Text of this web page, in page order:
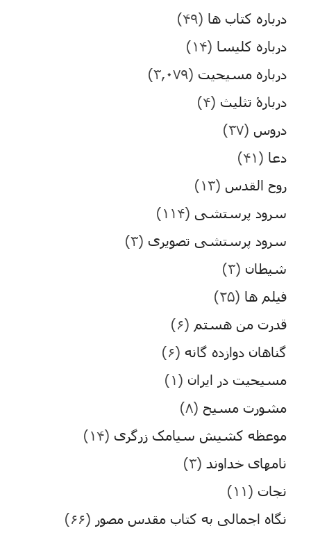
درباره کتاب ها (۴۹)
درباره کلیسا (۱۴)
درباره مسیحیت (۳,۰۷۹)
دربارۀ تثلیث (۴)
دروس (۳۷)
دعا (۴۱)
روح القدس (۱۳)
سرود پرستشی (۱۱۴)
سرود پرستشی تصویری (۳)
شیطان (۳)
فیلم ها (۲۵)
قدرت من هستم (۶)
گناهان دوازده گانه (۶)
مسیحیت در ایران (۱)
مشورت مسیح (۸)
موعظه کشیش سیامک زرگری (۱۴)
نامهای خداوند (۳)
نجات (۱۱)
نگاه اجمالی به کتاب مقدس مصور (۶۶)